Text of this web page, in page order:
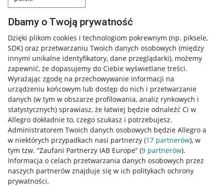
Dbamy o Twoją prywatność
Dzięki plikom cookies i technologiom pokrewnym (np. piksele,
SDK) oraz przetwarzaniu Twoich danych osobowych (między
innymi unikalne identyfikatory, dane przeglądarki), możemy
zapewnić, że dopasujemy do Ciebie wyświetlane treści.
Wyrażając zgodę na przechowywanie informacji na
urządzeniu końcowym lub dostęp do nich i przetwarzanie
danych (w tym w obszarze profilowania, analiz rynkowych i
statystycznych) sprawiasz, że łatwiej będzie odnaleźć Ci w
Allegro dokładnie to, czego szukasz i potrzebujesz.
Administratorem Twoich danych osobowych będzie Allegro a
w niektórych przypadkach nasi partnerzy (17 partnerów), w
tym tzw. “Zaufani Partnerzy IAB Europe” (9 partnerów).
Informacja o celach przetwarzania danych osobowych przez
naszych partnerów znajduje się w ich politykach ochrony
prywatności.
Przydatne informacje
Jak to działa
Napisz do nas